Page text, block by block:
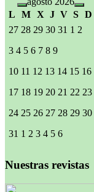
L
M X J V S D
27 28 29 30 31 1 2
3 4 5 6 7 8 9
10 11 12 13 14 15 16
17 18 19 20 21 22 23
24 25 26 27 28 29 30
31 1 2 3 4 5 6
Nuestras revistas